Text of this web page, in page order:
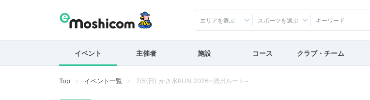
エリアを選ぶ スポーツを選ぶ
イベント 主催者 施設 コース クラブ・チーム
Top イベント一覧 7/5(日) かき氷RUN 2026~清州ルート~